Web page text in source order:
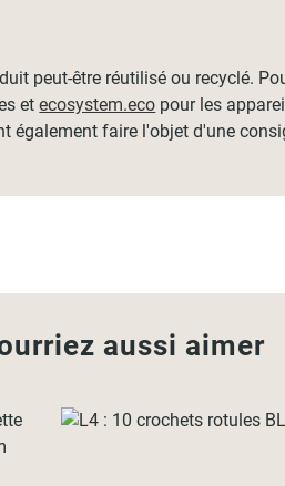
peut-être réutilisé ou recyclé.
etecosystem.eco pour les
également faire l'objet d'une
aussi aimer